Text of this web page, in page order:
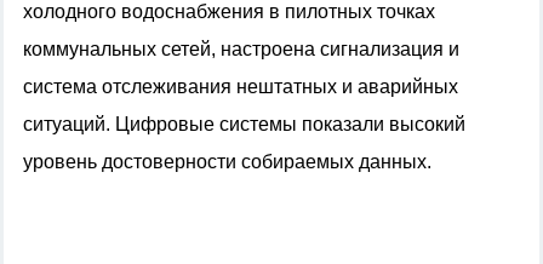
холодного водоснабжения в пилотных точках
коммунальных сетей, настроена сигнализация и
система отслеживания нештатных и аварийных
ситуаций. Цифровые системы показали высокий
уровень достоверности собираемых данных.